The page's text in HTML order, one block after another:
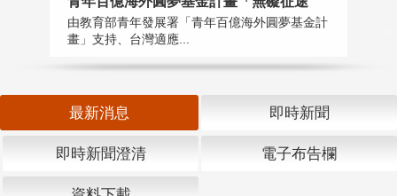
由教育部青年發展署「青年百億海外圓夢基金計
畫」支持、台灣適應...
最新消息 即時新聞
即時新聞澄清 電子布告欄